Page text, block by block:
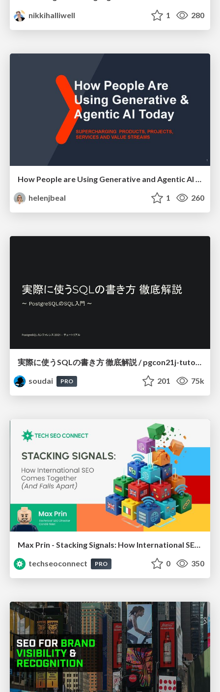
nikkihalliwell
1 280
How People are Using Generative and Agentic AI to Supercharge Their Products, Projects, Services and Value Streams Today
helenjbeal
1 260
実際に使うSQLの書き方 徹底解説 / pgcon21j-tutorial
soudai
PRO 201 75k
Max Prin - Stacking Signals: How International SEO Comes Together (And Falls Apart)
techseoconnect
PRO 0 350